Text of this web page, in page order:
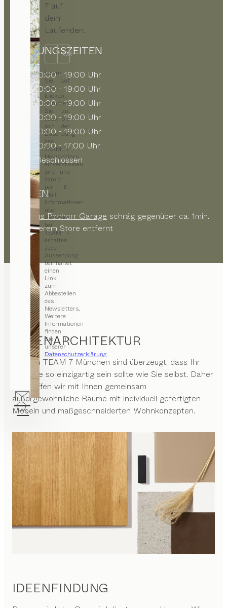
7 auf
dem
Laufenden.
OK
Indem
Sie auf
„OK“
klicken,
stimmen
Sie zu,
dass Sie
mit der
Zusendung
des
TEAM 7
Newsletters
einverstanden
sind und
damit
per E-
Mail
Informationen
über
Aktuelles
bei
TEAM 7
erhalten.
Jede
Aussendung
beinhaltet
einen
Link
zum
Abbestellen
des
Newsletters.
Weitere
Informationen
finden
Sie in
unserer
Datenschutzerklärung.
ÖFFNUNGSZEITEN
10:00 - 19:00 Uhr
10:00 - 19:00 Uhr
10:00 - 19:00 Uhr
10:00 - 19:00 Uhr
10:00 - 19:00 Uhr
10:00 - 17:00 Uhr
Geschlossen
PARKEN
Parkhaus Pschorr Garage schräg gegenüber ca. 1min.
von unserem Store entfernt
INNENARCHITEKTUR
Wir von TEAM 7 München sind überzeugt, dass Ihr
Zuhause so einzigartig sein sollte wie Sie selbst. Daher
erschaffen wir mit Ihnen gemeinsam
außergewöhnliche Räume mit individuell gefertigten
Möbeln und maßgeschneiderten Wohnkonzepten.
IDEENFINDUNG